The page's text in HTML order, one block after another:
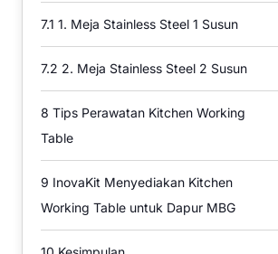
7.1 1. Meja Stainless Steel 1 Susun
7.2 2. Meja Stainless Steel 2 Susun
8 Tips Perawatan Kitchen Working
Table
9 InovaKit Menyediakan Kitchen
Working Table untuk Dapur MBG